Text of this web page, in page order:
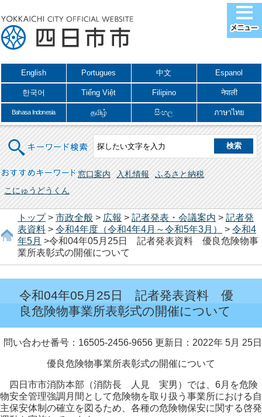
English Portugues 中文 Espanol
한국어 Tiếng Việt Filipino नेपाली
Bahasa Indonesia தமிழ் සිංහල ภาษาไทย
キーワード検索
おすすめキーワード 窓口案内 入札情報
ふるさと納税
こにゅうどうくん
トップ> 市政全般 > 広報 > 記者発表・会議案内 > 記者発
表資料 > 令和4年度（令和4年4月～令和5年3月） > 令和4
年5月 >令和04年05月25日 記者発表資料 優良危険物事
業所表彰式の開催について
令和04年05月25日 記者発表資料 優
良危険物事業所表彰式の開催について
問い合わせ番号：16505-2456-9656 更新日：2022年 5月 25日
優良危険物事業所表彰式の開催について
四日市市消防本部（消防長 人見 実男）では、6月を危険
物安全管理強調月間として危険物を取り扱う事業所における自
主保安体制の確立を図るため、各種の危険物保安に関する啓発